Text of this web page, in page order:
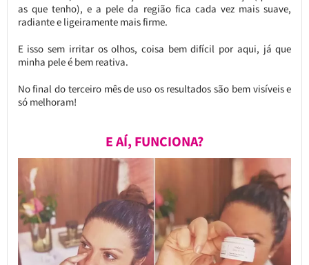
as que tenho), e a pele da região fica cada vez mais suave,
radiante e ligeiramente mais firme.
E isso sem irritar os olhos, coisa bem difícil por aqui, já que
minha pele é bem reativa.
No final do terceiro mês de uso os resultados são bem visíveis e
só melhoram!
E AÍ, FUNCIONA?